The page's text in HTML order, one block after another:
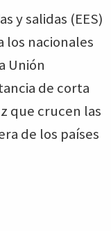
y salidas (EES)
los nacionales
Unión
de corta
que crucen las
de los países